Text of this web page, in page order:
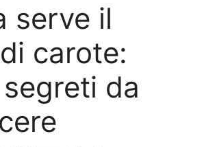
serve il
carote:
da